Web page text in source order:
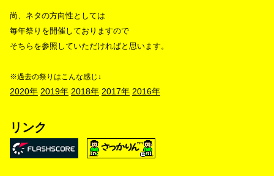
尚、ネタの方向性としては
毎年祭りを開催しておりますので
そちらを参照していただければと思います。
※過去の祭りはこんな感じ↓
2020年 2019年 2018年 2017年 2016年
リンク